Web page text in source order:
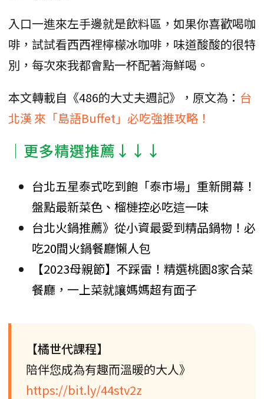
入口一進來左手邊就是飲料區，如果你喜歡喝咖
啡，試試看西西裡檸檬冰咖啡，味道酸酸的很特
別，每次來我都會點一杯配著海鮮喝。
本文轉載自《486的大丈夫週記》，原文為： 台
北漢 來「島語Buffet」必吃強推攻略！
│更多精選推薦↓↓↓
台北五星泰式吃到飽「泰市場」重新開幕！
盤點最新菜色、榴槤控必吃這一味
台北火鍋推薦》從小資最愛到精品鍋物！必
吃20間火鍋餐廳懶人包
【2023母親節】不踩雷！精選桃園8家合菜
餐廳，一上菜就讓媽媽超有面子
【橘世代課程】
陪伴您成為有趣而溫暖的大人》
https://bit.ly/44stv2z